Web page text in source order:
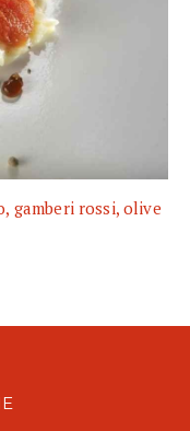
gamberi rossi, olive